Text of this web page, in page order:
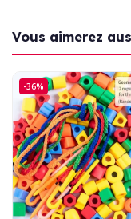
Vous aimerez
-36%